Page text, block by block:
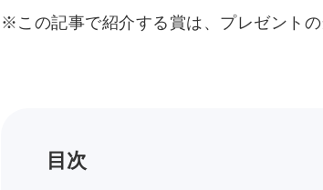
※この記事で紹介する賞は、プレゼントの
目次